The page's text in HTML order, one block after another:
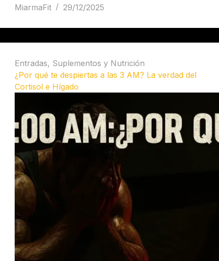
MiarmaFit
29/12/2025
Entradas, Suplementos y Nutrición
¿Por qué te despiertas a las 3 AM? La verdad del
Cortisol e Hígado